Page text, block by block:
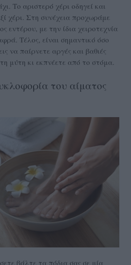
Το αριστερό χέρι οδηγεί και
χέρι. Στη συνέχεια προχωράμε
εντέρου, με την ίδια χειροτεχνία
Τέλος, είναι σημαντικό όσο
να παίρνετε αργές και βαθιές
μύτη κι εκπνέετε από το στόμα.
του αίματος
βάλτε τα πόδια σας σε μία